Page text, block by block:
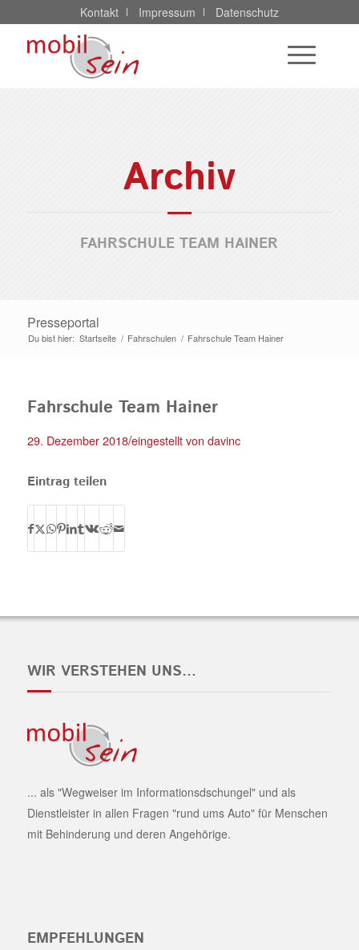
Kontakt Impressum Datenschutz
Archiv
FAHRSCHULE TEAM HAINER
Presseportal
Du bist hier: Startseite / Fahrschulen / Fahrschule Team Hainer
Fahrschule Team Hainer
29. Dezember 2018/eingestellt von davinc
Eintrag teilen
WIR VERSTEHEN UNS…
... als "Wegweiser im Informationsdschungel" und als
Dienstleister in allen Fragen "rund ums Auto" für Menschen
mit Behinderung und deren Angehörige.
EMPFEHLUNGEN